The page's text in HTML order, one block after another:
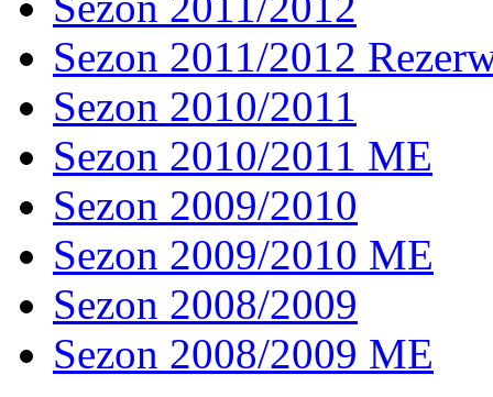
Sezon 2011/2012
Sezon 2010/2011
Sezon 2010/2011 ME
Sezon 2009/2010
Sezon 2009/2010 ME
Sezon 2008/2009
Sezon 2008/2009 ME